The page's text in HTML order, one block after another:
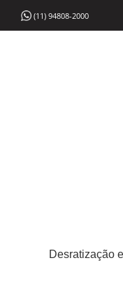
(11) 94808-2000
Desratização